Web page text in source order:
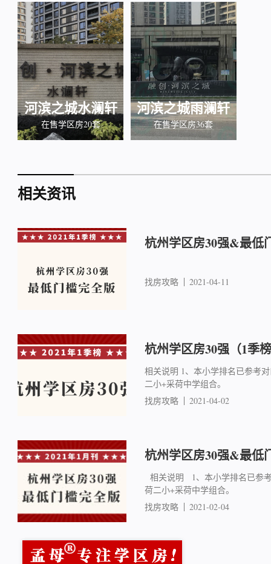
河滨之城水澜轩
在售学区房20套
河滨之城雨澜轩
在售学区房36套
相关资讯
杭州学区房30强&最低
找房攻略 2021-04-11
杭州学区房30强（1季
相关说明 1、本小学排名已参考
二小+采荷中学组合。
找房攻略
2021-04-02
杭州学区房30强&最低
相关说明 1、本小学排名已参
荷二小+采荷中学组合。
找房攻略
2021-02-04